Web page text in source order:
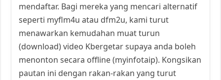
mendaftar. Bagi mereka yang mencari alternatif
seperti myflm4u atau dfm2u, kami turut
menawarkan kemudahan muat turun
(download) video Kbergetar supaya anda boleh
menonton secara offline (myinfotaip). Kongsikan
pautan ini dengan rakan-rakan yang turut